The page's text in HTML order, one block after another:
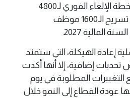
الوظائف يندرج ضمن خطة الإلغاء الفوري لـ4800
وظيفة، بينما سيجري تسريح الـ1600 موظف
المالية 2027.
إعادة الهيكلة، التي ستمتد
إضافية، إلا أنها أكدت
التغييرات المطلوبة في يوم
عودة القطاع إلى النمو خلال